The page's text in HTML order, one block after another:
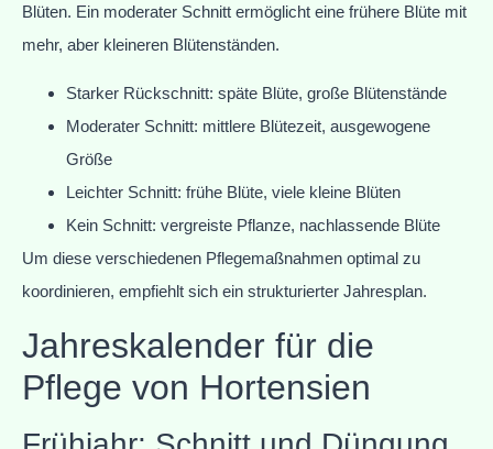
Blüten. Ein moderater Schnitt ermöglicht eine frühere Blüte mit
mehr, aber kleineren Blütenständen.
Starker Rückschnitt: späte Blüte, große Blütenstände
Moderater Schnitt: mittlere Blütezeit, ausgewogene
Größe
Leichter Schnitt: frühe Blüte, viele kleine Blüten
Kein Schnitt: vergreiste Pflanze, nachlassende Blüte
Um diese verschiedenen Pflegemaßnahmen optimal zu
koordinieren, empfiehlt sich ein strukturierter Jahresplan.
Jahreskalender für die
Pflege von Hortensien